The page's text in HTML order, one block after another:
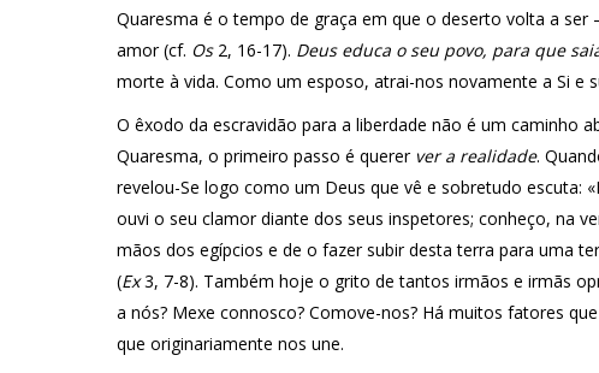
Quaresma é o tempo de graça em que o deserto volta a
amor (cf. Os2, 16-17). Deus educa o seu povo, para que
morte à vida. Como um esposo, atrai-nos novamente a Si e
O êxodo da escravidão para a liberdade não é um caminho
Quaresma, o primeiro passo é querer ver a realidade.
revelou-Se logo como um Deus que vê e sobretudo escuta:
ouvi o seu clamor diante dos seus inspetores; conheço, na
mãos dos egípcios e de o fazer subir desta terra para uma
(Ex3, 7-8). Também hoje o grito de tantos irmãos e irmãs
a nós? Mexe connosco? Comove-nos? Há muitos fatores
que originariamente nos une.